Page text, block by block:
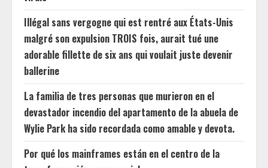
Illégal sans vergogne qui est rentré aux États-Unis
malgré son expulsion TROIS fois, aurait tué une
adorable fillette de six ans qui voulait juste devenir
ballerine
La familia de tres personas que murieron en el
devastador incendio del apartamento de la abuela de
Wylie Park ha sido recordada como amable y devota.
Por qué los mainframes están en el centro de la